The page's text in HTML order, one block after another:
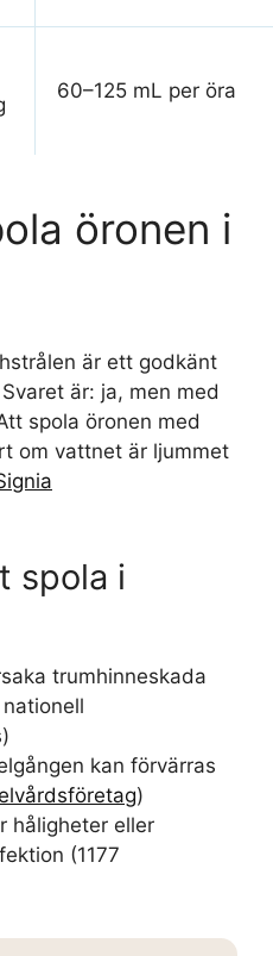
60–125 mL per öra
öronen i
är ett godkänt
är: ja, men med
spola öronen med
om vattnet är ljummet
spola i
trumhinneskada
kan förvärras
)
håligheter eller
(1177